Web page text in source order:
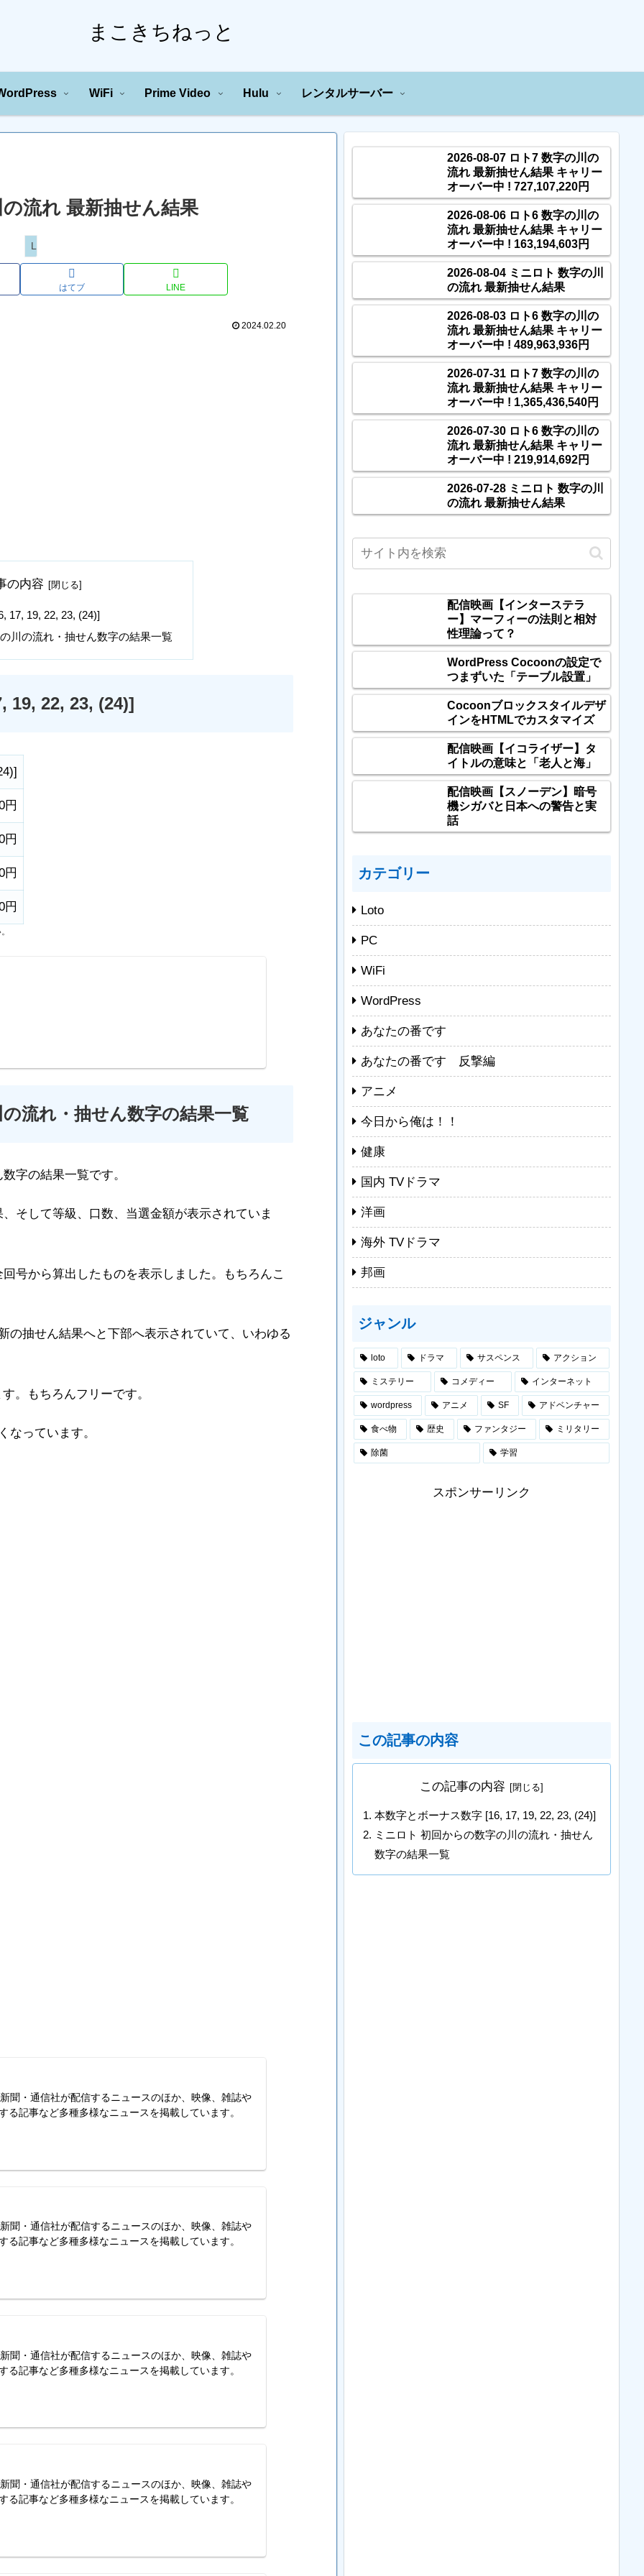
まこきちねっと
WiFi Prime Video Hulu レンタルサーバー
流れ 最新抽せん結果
Loto
はてブ LINE
2024.02.20
の内容
17, 19, 22, 23, (24)]
川の流れ・抽せん数字の結果一覧
19, 22, 23, (24)]
]
円
円
円
円
流れ・抽せん数字の結果一覧
字の結果一覧です。
そして等級、口数、当選金額が表示されていま
号から算出したものを表示しました。もちろんこ
の抽せん結果へと下部へ表示されていて、いわゆる
。もちろんフリーです。
なっています。
聞・通信社が配信するニュースのほか、映像、雑誌や
る記事など多種多様なニュースを掲載しています。
聞・通信社が配信するニュースのほか、映像、雑誌や
る記事など多種多様なニュースを掲載しています。
聞・通信社が配信するニュースのほか、映像、雑誌や
る記事など多種多様なニュースを掲載しています。
聞・通信社が配信するニュースのほか、映像、雑誌や
る記事など多種多様なニュースを掲載しています。
2026-08-07 ロト7 数字の川の
流れ 最新抽せん結果 キャリー
オーバー中 ! 727,107,220円
2026-08-06 ロト6 数字の川の
流れ 最新抽せん結果 キャリー
オーバー中 ! 163,194,603円
2026-08-04 ミニロト 数字の川
の流れ 最新抽せん結果
2026-08-03 ロト6 数字の川の
流れ 最新抽せん結果 キャリー
オーバー中 ! 489,963,936円
2026-07-31 ロト7 数字の川の
流れ 最新抽せん結果 キャリー
オーバー中 ! 1,365,436,540円
2026-07-30 ロト6 数字の川の
流れ 最新抽せん結果 キャリー
オーバー中 ! 219,914,692円
2026-07-28 ミニロト 数字の川
の流れ 最新抽せん結果
配信映画【インターステラ
ー】マーフィーの法則と相対
性理論って？
WordPress Cocoonの設定で
つまずいた「テーブル設置」
Cocoonブロックスタイルデザ
インをHTMLでカスタマイズ
配信映画【イコライザー】タ
イトルの意味と「老人と海」
配信映画【スノーデン】暗号
機シガバと日本への警告と実
話
カテゴリー
Loto
PC
WiFi
WordPress
あなたの番です
あなたの番です 反撃編
アニメ
今日から俺は！！
健康
国内 TVドラマ
洋画
海外 TVドラマ
邦画
ジャンル
loto ドラマ サスペンス アクション
ミステリー コメディー インターネット
wordpress アニメ SF アドベンチャー
食べ物 歴史 ファンタジー ミリタリー
除菌 学習
スポンサーリンク
この記事の内容
この記事の内容
本数字とボーナス数字 [16, 17, 19, 22, 23, (24)]
ミニロト 初回からの数字の川の流れ・抽せん
数字の結果一覧